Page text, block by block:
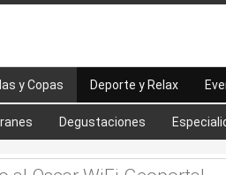
y Copas
Degustaciones
Deporte y Relax